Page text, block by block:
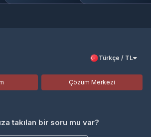
Türkçe / TL
Çözüm Merkezi
takılan bir soru mu var?